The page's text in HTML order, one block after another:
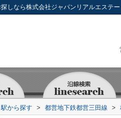
しなら株式会社ジャパンリアルエステー
から探す > 都営地下鉄都営三田線 >